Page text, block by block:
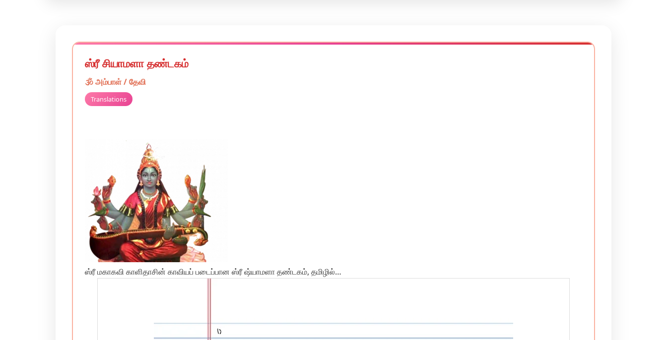
ஸ்ரீ சியாமளா தண்டகம்
🕉️அம்பாள் / தேவி
Translations
ஸ்ரீ மகாகவி காளிதாசின் காவியப் படைப்பான ஸ்ரீ ஷ்யாமளா தண்டகம், தமிழில்…